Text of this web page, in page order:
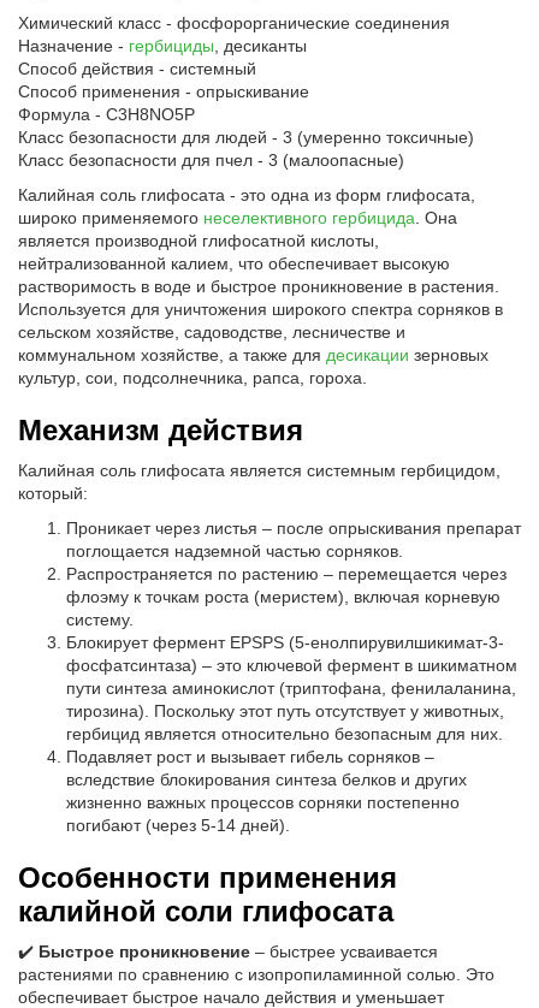
Химический класс - фосфорорганические соединения
Назначение - гербициды , десиканты
Способ действия - системный
Способ применения - опрыскивание
Формула - C3H8NO5P
Класс безопасности для людей - 3 (умеренно токсичные)
Класс безопасности для пчел - 3 (малоопасные)
Калийная соль глифосата - это одна из форм глифосата,
широко применяемого неселективного гербицида . Она
является производной глифосатной кислоты,
нейтрализованной калием, что обеспечивает высокую
растворимость в воде и быстрое проникновение в растения.
Используется для уничтожения широкого спектра сорняков в
сельском хозяйстве, садоводстве, лесничестве и
коммунальном хозяйстве, а также для десикации зерновых
культур, сои, подсолнечника, рапса, гороха.
Механизм действия
Калийная соль глифосата является системным гербицидом,
который:
Проникает через листья – после опрыскивания препарат
поглощается надземной частью сорняков.
Распространяется по растению – перемещается через
флоэму к точкам роста (меристем), включая корневую
систему.
Блокирует фермент EPSPS (5-енолпирувилшикимат-3-
фосфатсинтаза) – это ключевой фермент в шикиматном
пути синтеза аминокислот (триптофана, фенилаланина,
тирозина). Поскольку этот путь отсутствует у животных,
гербицид является относительно безопасным для них.
Подавляет рост и вызывает гибель сорняков –
вследствие блокирования синтеза белков и других
жизненно важных процессов сорняки постепенно
погибают (через 5-14 дней).
Особенности применения
калийной соли глифосата
✔️ Быстрое проникновение – быстрее усваивается
растениями по сравнению с изопропиламинной солью. Это
обеспечивает быстрое начало действия и уменьшает